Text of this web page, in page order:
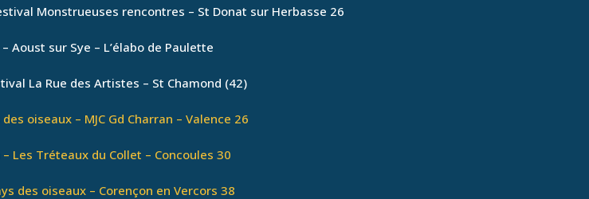
Monstrueuses rencontres – St Donat sur Herbasse 26
Aoust sur Sye – L’élabo de Paulette
La Rue des Artistes – St Chamond (42)
oiseaux – MJC Gd Charran – Valence 26
Les Tréteaux du Collet – Concoules 30
des oiseaux – Corençon en Vercors 38